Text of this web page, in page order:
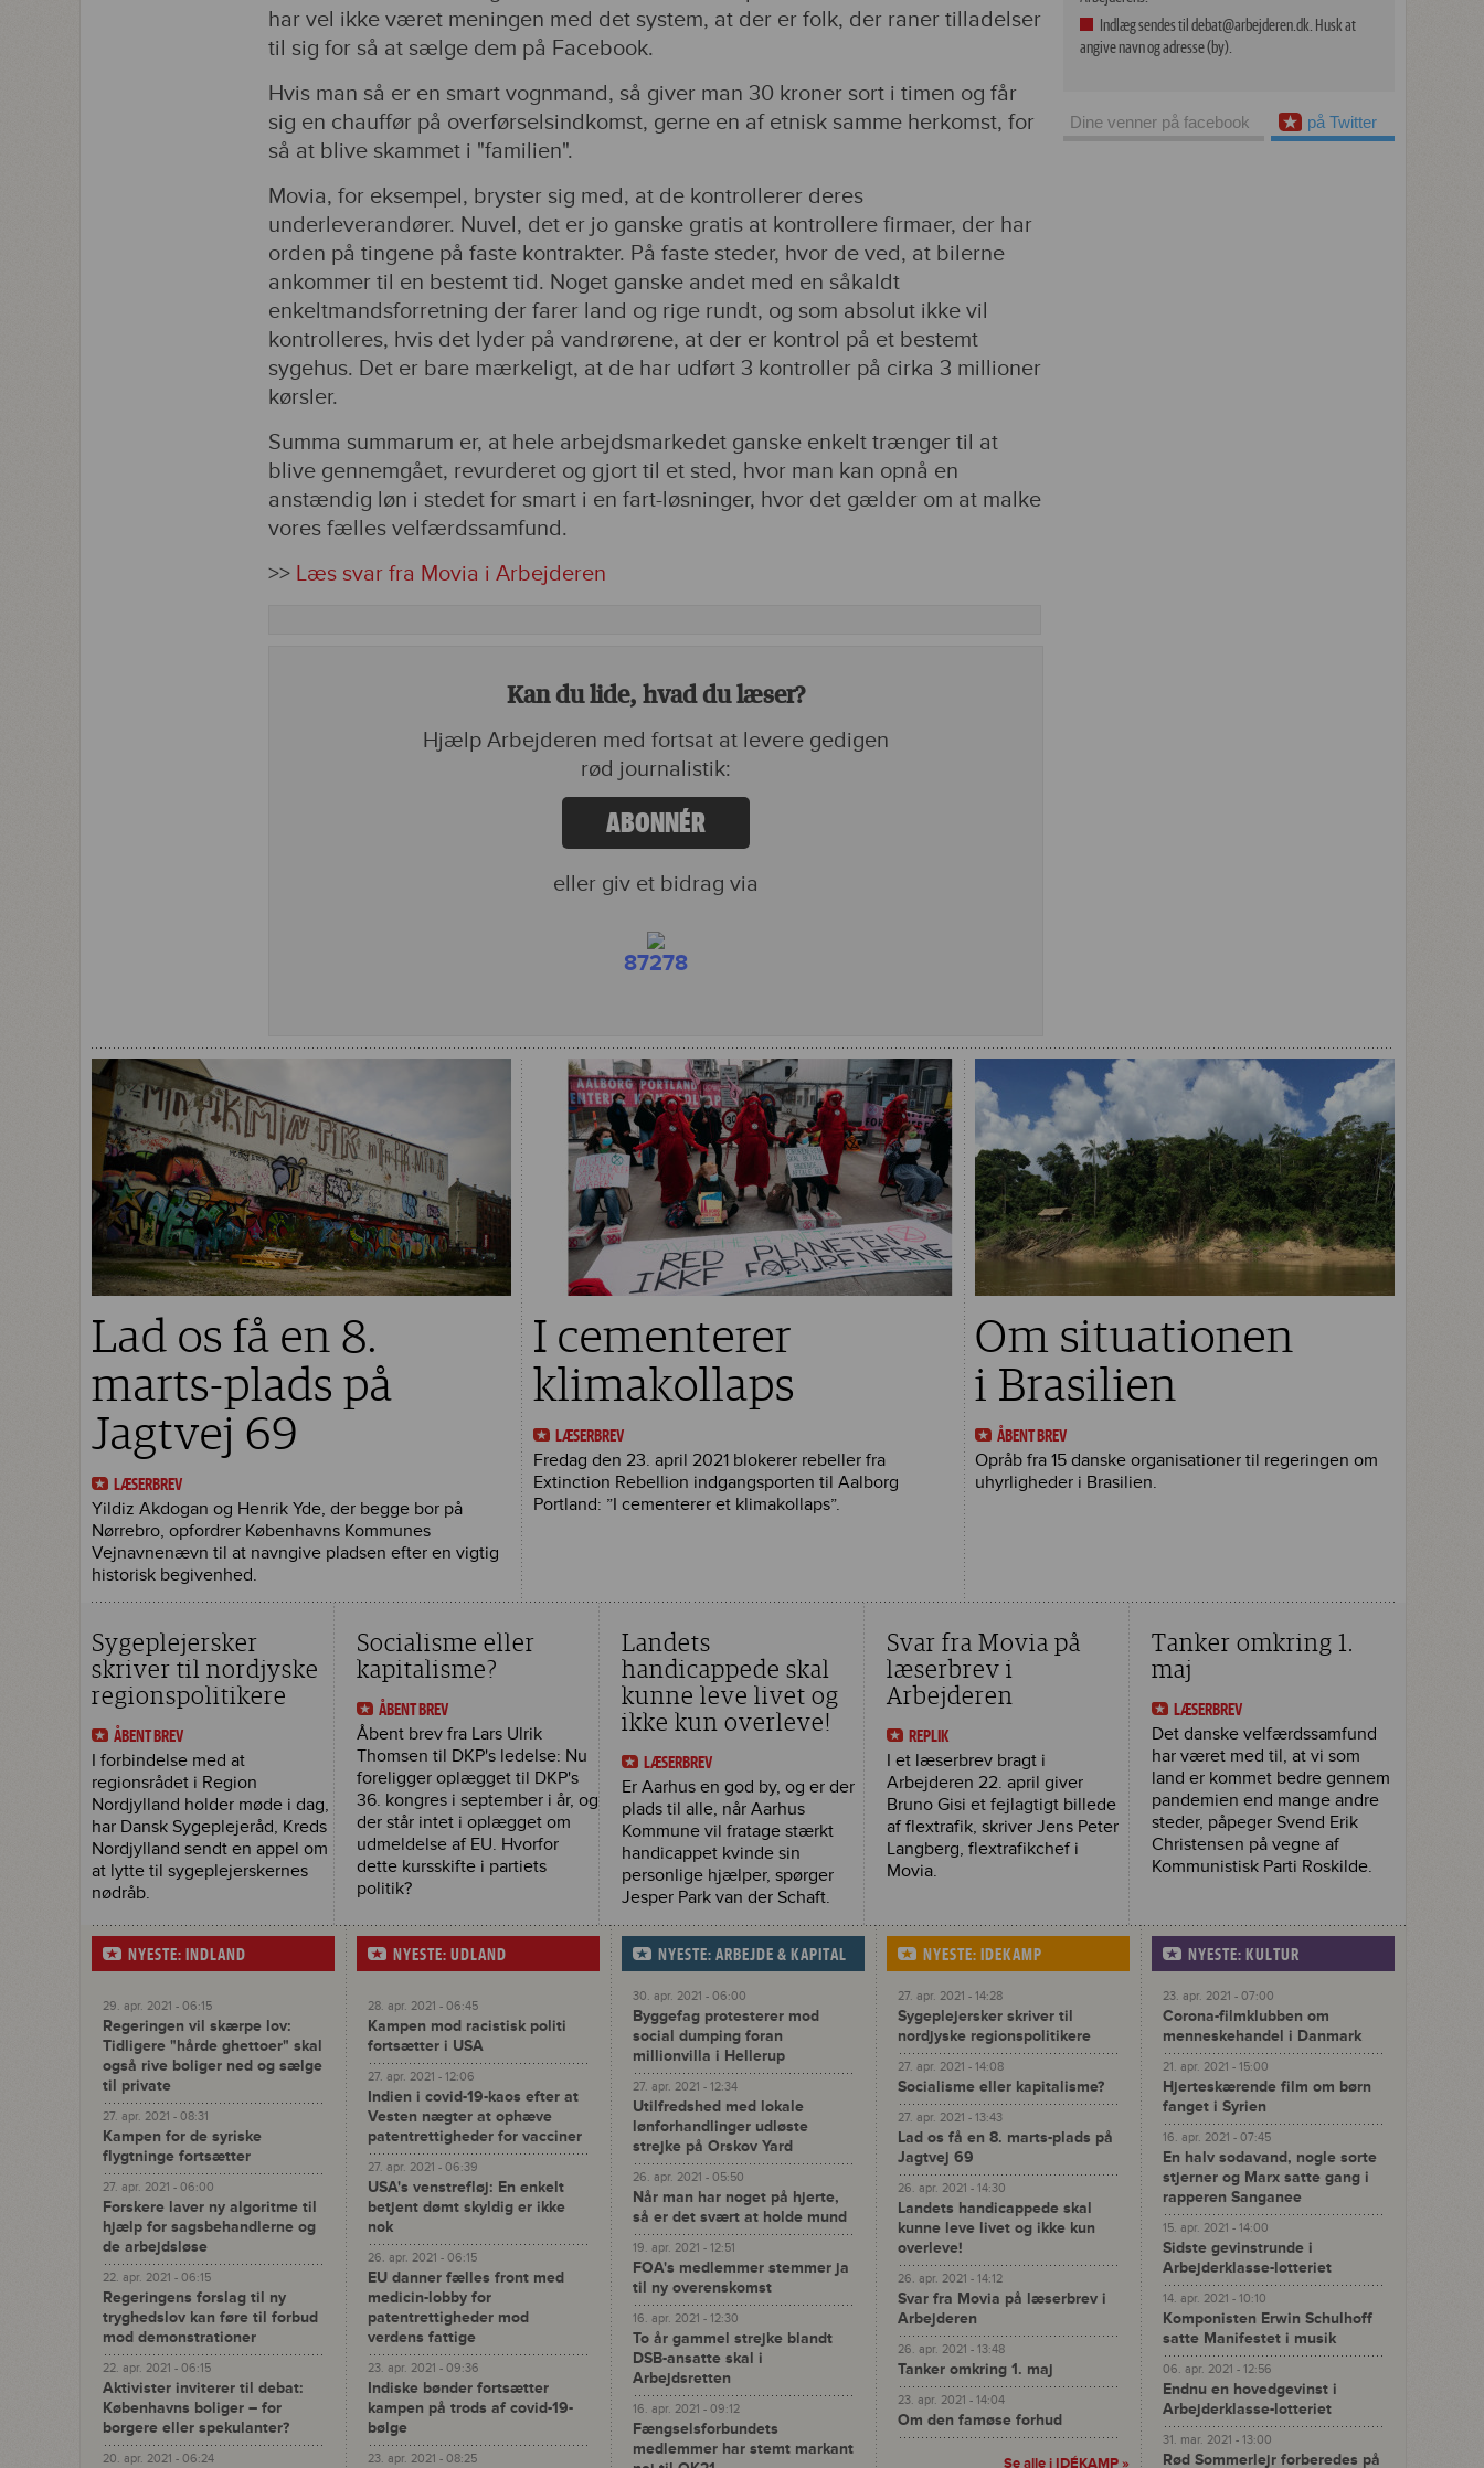
har vel ikke været meningen med det system, at der er folk, der raner tilladelser
til sig for så at sælge dem på Facebook.
Hvis man så er en smart vognmand, så giver man 30 kroner sort i timen og får
sig en chauffør på overførselsindkomst, gerne en af etnisk samme herkomst, for
så at blive skammet i "familien".
Movia, for eksempel, bryster sig med, at de kontrollerer deres
underleverandører. Nuvel, det er jo ganske gratis at kontrollere firmaer, der har
orden på tingene på faste kontrakter. På faste steder, hvor de ved, at bilerne
ankommer til en bestemt tid. Noget ganske andet med en såkaldt
enkeltmandsforretning der farer land og rige rundt, og som absolut ikke vil
kontrolleres, hvis det lyder på vandrørene, at der er kontrol på et bestemt
sygehus. Det er bare mærkeligt, at de har udført 3 kontroller på cirka 3 millioner
kørsler.
Summa summarum er, at hele arbejdsmarkedet ganske enkelt trænger til at
blive gennemgået, revurderet og gjort til et sted, hvor man kan opnå en
anstændig løn i stedet for smart i en fart-løsninger, hvor det gælder om at malke
vores fælles velfærdssamfund.
>> Læs svar fra Movia i Arbejderen
Kan du lide, hvad du læser?
Hjælp Arbejderen med fortsat at levere gedigen
rød journalistik:
ABONNÉR
eller giv et bidrag via
87278
Indlæg sendes til debat@arbejderen.dk. Husk at
angive navn og adresse (by).
på Twitter
Dine venner på facebook
Lad os få en 8.
marts-plads på
Jagtvej 69
LÆSERBREV
Yildiz Akdogan og Henrik Yde, der begge bor på
Nørrebro, opfordrer Københavns Kommunes
Vejnavnenævn til at navngive pladsen efter en vigtig
historisk begivenhed.
I cementerer
klimakollaps
LÆSERBREV
Fredag den 23. april 2021 blokerer rebeller fra
Extinction Rebellion indgangsporten til Aalborg
Portland: ”I cementerer et klimakollaps”.
Om situationen
i Brasilien
ÅBENT BREV
Opråb fra 15 danske organisationer til regeringen om
uhyrligheder i Brasilien.
Sygeplejersker
skriver til nordjyske
regionspolitikere
ÅBENT BREV
I forbindelse med at
regionsrådet i Region
Nordjylland holder møde i dag,
har Dansk Sygeplejeråd, Kreds
Nordjylland sendt en appel om
at lytte til sygeplejerskernes
nødråb.
Socialisme eller
kapitalisme?
ÅBENT BREV
Åbent brev fra Lars Ulrik
Thomsen til DKP's ledelse: Nu
foreligger oplægget til DKP's
36. kongres i september i år, og
der står intet i oplægget om
udmeldelse af EU. Hvorfor
dette kursskifte i partiets
politik?
Landets
handicappede skal
kunne leve livet og
ikke kun overleve!
LÆSERBREV
Er Aarhus en god by, og er der
plads til alle, når Aarhus
Kommune vil fratage stærkt
handicappet kvinde sin
personlige hjælper, spørger
Jesper Park van der Schaft.
Svar fra Movia på
læserbrev i
Arbejderen
REPLIK
I et læserbrev bragt i
Arbejderen 22. april giver
Bruno Gisi et fejlagtigt billede
af flextrafik, skriver Jens Peter
Langberg, flextrafikchef i
Movia.
Tanker omkring 1.
maj
LÆSERBREV
Det danske velfærdssamfund
har været med til, at vi som
land er kommet bedre gennem
pandemien end mange andre
steder, påpeger Svend Erik
Christensen på vegne af
Kommunistisk Parti Roskilde.
NYESTE: INDLAND
29. apr. 2021 - 06:15
Regeringen vil skærpe lov:
Tidligere "hårde ghettoer" skal
også rive boliger ned og sælge
til private
27. apr. 2021 - 08:31
Kampen for de syriske
flygtninge fortsætter
27. apr. 2021 - 06:00
Forskere laver ny algoritme til
hjælp for sagsbehandlerne og
de arbejdsløse
22. apr. 2021 - 06:15
Regeringens forslag til ny
tryghedslov kan føre til forbud
mod demonstrationer
22. apr. 2021 - 06:15
Aktivister inviterer til debat:
Københavns boliger – for
borgere eller spekulanter?
20. apr. 2021 - 06:24
NYESTE: UDLAND
28. apr. 2021 - 06:45
Kampen mod racistisk politi
fortsætter i USA
27. apr. 2021 - 12:06
Indien i covid-19-kaos efter at
Vesten nægter at ophæve
patentrettigheder for vacciner
27. apr. 2021 - 06:39
USA's venstrefløj: En enkelt
betjent dømt skyldig er ikke
nok
26. apr. 2021 - 06:15
EU danner fælles front med
medicin-lobby for
patentrettigheder mod
verdens fattige
23. apr. 2021 - 09:36
Indiske bønder fortsætter
kampen på trods af covid-19-
bølge
23. apr. 2021 - 08:25
NYESTE: ARBEJDE & KAPITAL
30. apr. 2021 - 06:00
Byggefag protesterer mod
social dumping foran
millionvilla i Hellerup
27. apr. 2021 - 12:34
Utilfredshed med lokale
lønforhandlinger udløste
strejke på Orskov Yard
26. apr. 2021 - 05:50
Når man har noget på hjerte,
så er det svært at holde mund
19. apr. 2021 - 12:51
FOA's medlemmer stemmer ja
til ny overenskomst
16. apr. 2021 - 12:30
To år gammel strejke blandt
DSB-ansatte skal i
Arbejdsretten
16. apr. 2021 - 09:12
Fængselsforbundets
medlemmer har stemt markant
NYESTE: IDEKAMP
27. apr. 2021 - 14:28
Sygeplejersker skriver til
nordjyske regionspolitikere
27. apr. 2021 - 14:08
Socialisme eller kapitalisme?
27. apr. 2021 - 13:43
Lad os få en 8. marts-plads på
Jagtvej 69
26. apr. 2021 - 14:30
Landets handicappede skal
kunne leve livet og ikke kun
overleve!
26. apr. 2021 - 14:12
Svar fra Movia på læserbrev i
Arbejderen
26. apr. 2021 - 13:48
Tanker omkring 1. maj
23. apr. 2021 - 14:04
Om den famøse forhud
Se alle i IDÉKAMP»
NYESTE: KULTUR
23. apr. 2021 - 07:00
Corona-filmklubben om
menneskehandel i Danmark
21. apr. 2021 - 15:00
Hjerteskærende film om børn
fanget i Syrien
16. apr. 2021 - 07:45
En halv sodavand, nogle sorte
stjerner og Marx satte gang i
rapperen Sanganee
15. apr. 2021 - 14:00
Sidste gevinstrunde i
Arbejderklasse-lotteriet
14. apr. 2021 - 10:10
Komponisten Erwin Schulhoff
satte Manifestet i musik
06. apr. 2021 - 12:56
Endnu en hovedgevinst i
Arbejderklasse-lotteriet
31. mar. 2021 - 13:00
Rød Sommerlejr forberedes på